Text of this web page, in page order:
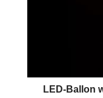
LED-Ballon